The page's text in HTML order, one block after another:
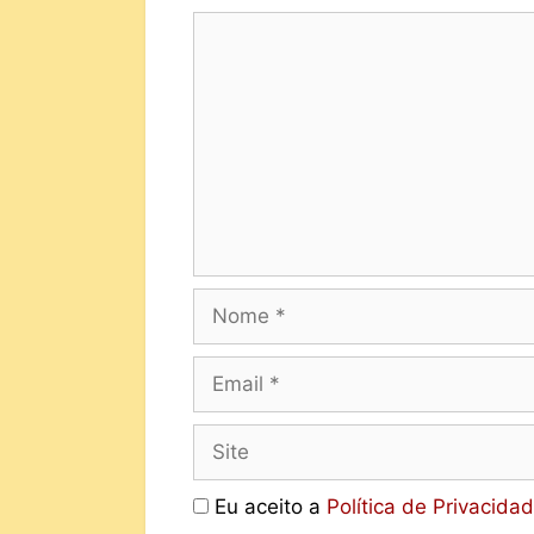
Eu aceito a Política de